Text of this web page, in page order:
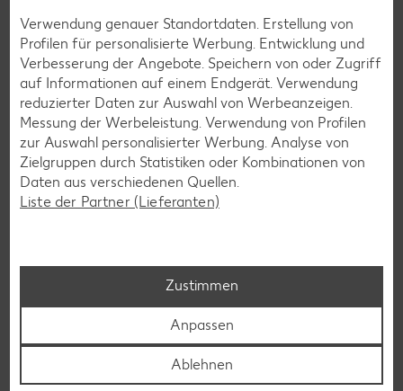
Zurück zu allen Rezepten
Verwendung genauer Standortdaten. Erstellung von
Profilen für personalisierte Werbung. Entwicklung und
Verbesserung der Angebote. Speichern von oder Zugriff
auf Informationen auf einem Endgerät. Verwendung
reduzierter Daten zur Auswahl von Werbeanzeigen.
Messung der Werbeleistung. Verwendung von Profilen
zur Auswahl personalisierter Werbung. Analyse von
Zielgruppen durch Statistiken oder Kombinationen von
Daten aus verschiedenen Quellen.
Liste der Partner (Lieferanten)
Zustimmen
Anpassen
Ablehnen